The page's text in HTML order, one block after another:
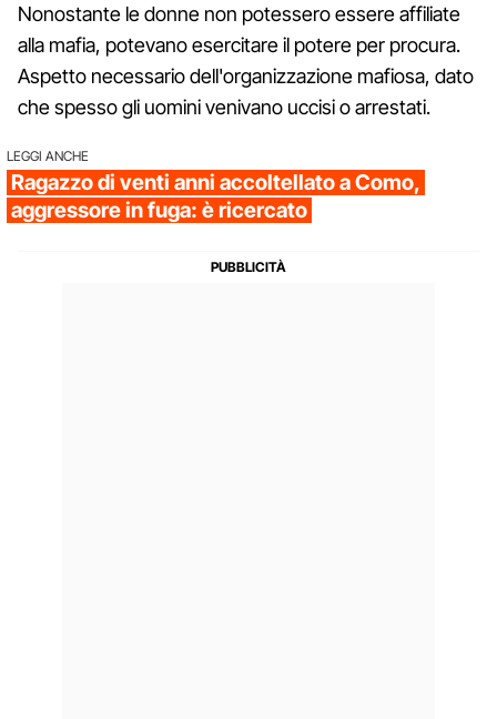
Nonostante le donne non potessero essere affiliate
alla mafia, potevano esercitare il potere per procura.
Aspetto necessario dell'organizzazione mafiosa, dato
che spesso gli uomini venivano uccisi o arrestati.
LEGGI ANCHE
Ragazzo di venti anni accoltellato a Como,
aggressore in fuga: è ricercato